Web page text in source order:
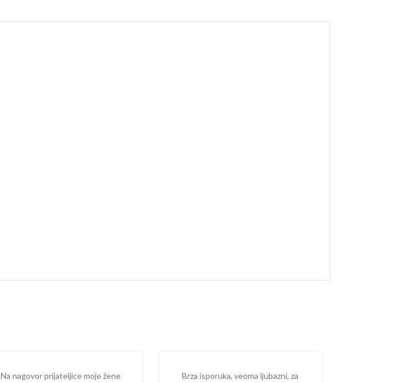
Na nagovor prijateljice moje žene
Brza isporuka, veoma ljubazni, za